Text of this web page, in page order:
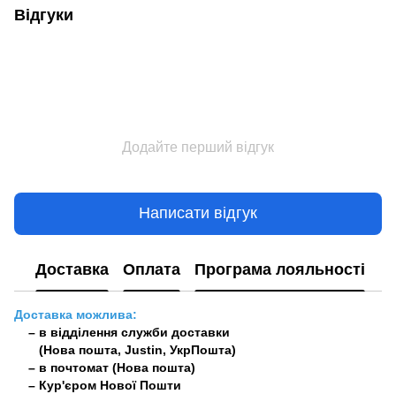
Відгуки
Додайте перший відгук
Написати відгук
Доставка Оплата Програма лояльності
Доставка можлива:
– в відділення служби доставки
(Нова пошта, Justin, УкрПошта)
– в почтомат (Нова пошта)
– Кур'єром Нової Пошти